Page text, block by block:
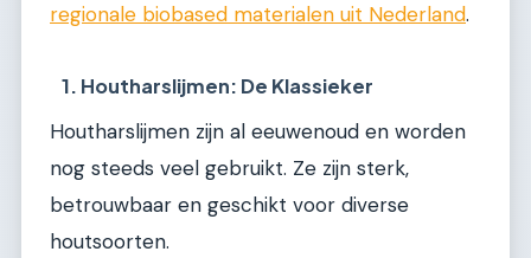
regionale biobased materialen uit Nederland.
1. Houtharslijmen: De Klassieker
Houtharslijmen zijn al eeuwenoud en worden
nog steeds veel gebruikt. Ze zijn sterk,
betrouwbaar en geschikt voor diverse
houtsoorten.